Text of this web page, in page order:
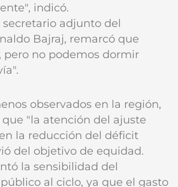
indicó.
secretario adjunto del
Bajraj, remarcó que
pero no podemos dormir
observados en la región,
"la atención del ajuste
la reducción del déficit
del objetivo de equidad.
la sensibilidad del
al ciclo, ya que el gasto